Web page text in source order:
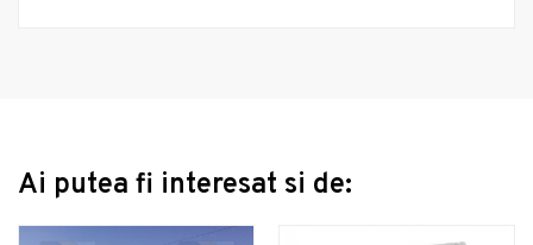
Ai putea fi interesat si de: